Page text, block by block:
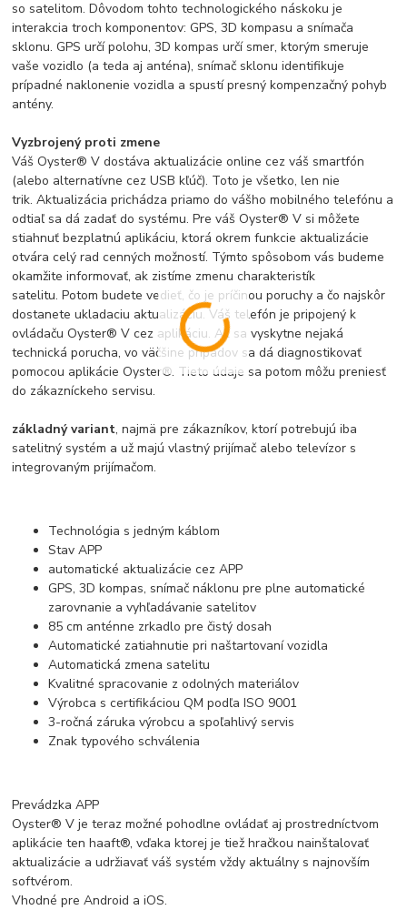
so satelitom. Dôvodom tohto technologického náskoku je
interakcia troch komponentov: GPS, 3D kompasu a snímača
sklonu. GPS určí polohu, 3D kompas určí smer, ktorým smeruje
vaše vozidlo (a teda aj anténa), snímač sklonu identifikuje
prípadné naklonenie vozidla a spustí presný kompenzačný pohyb
antény.
Vyzbrojený proti zmene
Váš Oyster® V dostáva aktualizácie online cez váš smartfón
(alebo alternatívne cez USB kľúč). Toto je všetko, len nie
trik. Aktualizácia prichádza priamo do vášho mobilného telefónu a
odtiaľ sa dá zadať do systému. Pre váš Oyster® V si môžete
stiahnuť bezplatnú aplikáciu, ktorá okrem funkcie aktualizácie
otvára celý rad cenných možností. Týmto spôsobom vás budeme
okamžite informovať, ak zistíme zmenu charakteristík
satelitu. Potom budete vedieť, čo je príčinou poruchy a čo najskôr
dostanete ukladaciu aktualizáciu. Váš telefón je pripojený k
ovládaču Oyster® V cez aplikáciu. Ak sa vyskytne nejaká
technická porucha, vo väčšine prípadov sa dá diagnostikovať
pomocou aplikácie Oyster®. Tieto údaje sa potom môžu preniesť
do zákazníckeho servisu.
základný variant, najmä pre zákazníkov, ktorí potrebujú iba
satelitný systém a už majú vlastný prijímač alebo televízor s
integrovaným prijímačom.
Technológia s jedným káblom
Stav APP
automatické aktualizácie cez APP
GPS, 3D kompas, snímač náklonu pre plne automatické
zarovnanie a vyhľadávanie satelitov
85 cm anténne zrkadlo pre čistý dosah
Automatické zatiahnutie pri naštartovaní vozidla
Automatická zmena satelitu
Kvalitné spracovanie z odolných materiálov
Výrobca s certifikáciou QM podľa ISO 9001
3-ročná záruka výrobcu a spoľahlivý servis
Znak typového schválenia
Prevádzka APP
Oyster® V je teraz možné pohodlne ovládať aj prostredníctvom
aplikácie ten haaft®, vďaka ktorej je tiež hračkou nainštalovať
aktualizácie a udržiavať váš systém vždy aktuálny s najnovším
softvérom.
Vhodné pre Android a iOS.